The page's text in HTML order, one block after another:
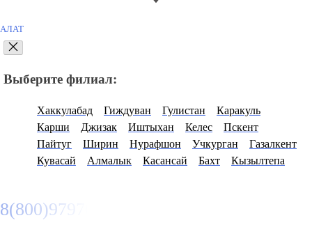
АЛАТ
Выберите филиал:
Хаккулабад Гиждуван Гулистан
Каракуль
Карши
Джизак Иштыхан Келес
Пскент
Пайтуг
Ширин Нурафшон Учкурган
Газалкент
Кувасай
Алмалык Касансай Бахт Кызылтепа
8(800)9797043